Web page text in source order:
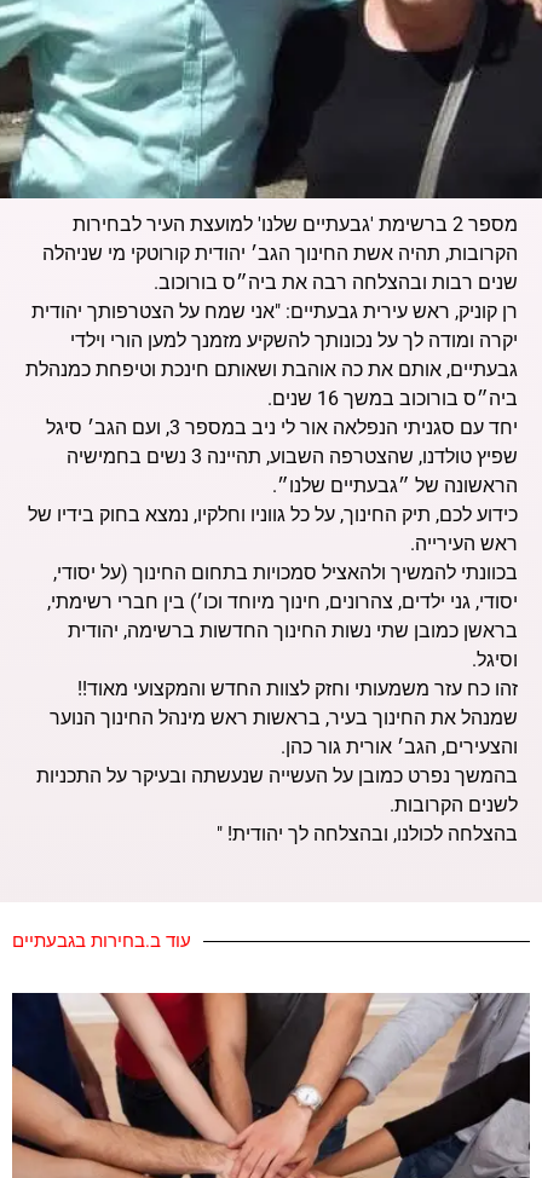
מספר 2 ברשימת 'גבעתיים שלנו' למועצת העיר לבחירות
הקרובות, תהיה אשת החינוך הגב׳ יהודית קורוטקי מי שניהלה
שנים רבות ובהצלחה רבה את ביה״ס בורוכוב.
רן קוניק, ראש עירית גבעתיים: "אני שמח על הצטרפותך יהודית
יקרה ומודה לך על נכונותך להשקיע מזמנך למען הורי וילדי
גבעתיים, אותם את כה אוהבת ושאותם חינכת וטיפחת כמנהלת
ביה״ס בורוכוב במשך 16 שנים.
יחד עם סגניתי הנפלאה אור לי ניב במספר 3, ועם הגב׳ סיגל
שפיץ טולדנו, שהצטרפה השבוע, תהיינה 3 נשים בחמישיה
הראשונה של ״גבעתיים שלנו״.
כידוע לכם, תיק החינוך, על כל גווניו וחלקיו, נמצא בחוק בידיו של
ראש העירייה.
בכוונתי להמשיך ולהאציל סמכויות בתחום החינוך (על יסודי,
יסודי, גני ילדים, צהרונים, חינוך מיוחד וכו׳) בין חברי רשימתי,
בראשן כמובן שתי נשות החינוך החדשות ברשימה, יהודית
וסיגל.
זהו כח עזר משמעותי וחזק לצוות החדש והמקצועי מאוד!!
שמנהל את החינוך בעיר, בראשות ראש מינהל החינוך הנוער
והצעירים, הגב׳ אורית גור כהן.
בהמשך נפרט כמובן על העשייה שנעשתה ובעיקר על התכניות
לשנים הקרובות.
בהצלחה לכולנו, ובהצלחה לך יהודית! "
עוד ב.בחירות בגבעתיים